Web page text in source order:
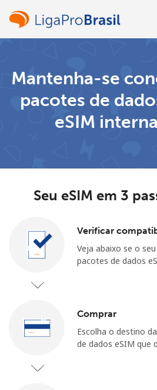
Já tem uma conta?
Entrar com
ou
Mantenha-se
pacotes de
eSIM
Seu eSIM em 3
Verificar
Veja abaixo se o
pacotes de dados
Comprar
Escolha o destino
de dados eSIM que